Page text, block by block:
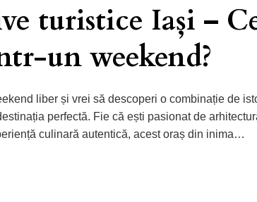
turistice Iași –
un weekend?
liber și vrei să descoperi o combinație de
perfectă. Fie că ești pasionat de
culinară autentică, acest oraș din inima…